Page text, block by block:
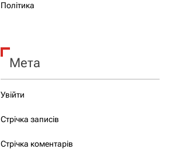
Політика
Мета
Увійти
Стрічка записів
Стрічка коментарів